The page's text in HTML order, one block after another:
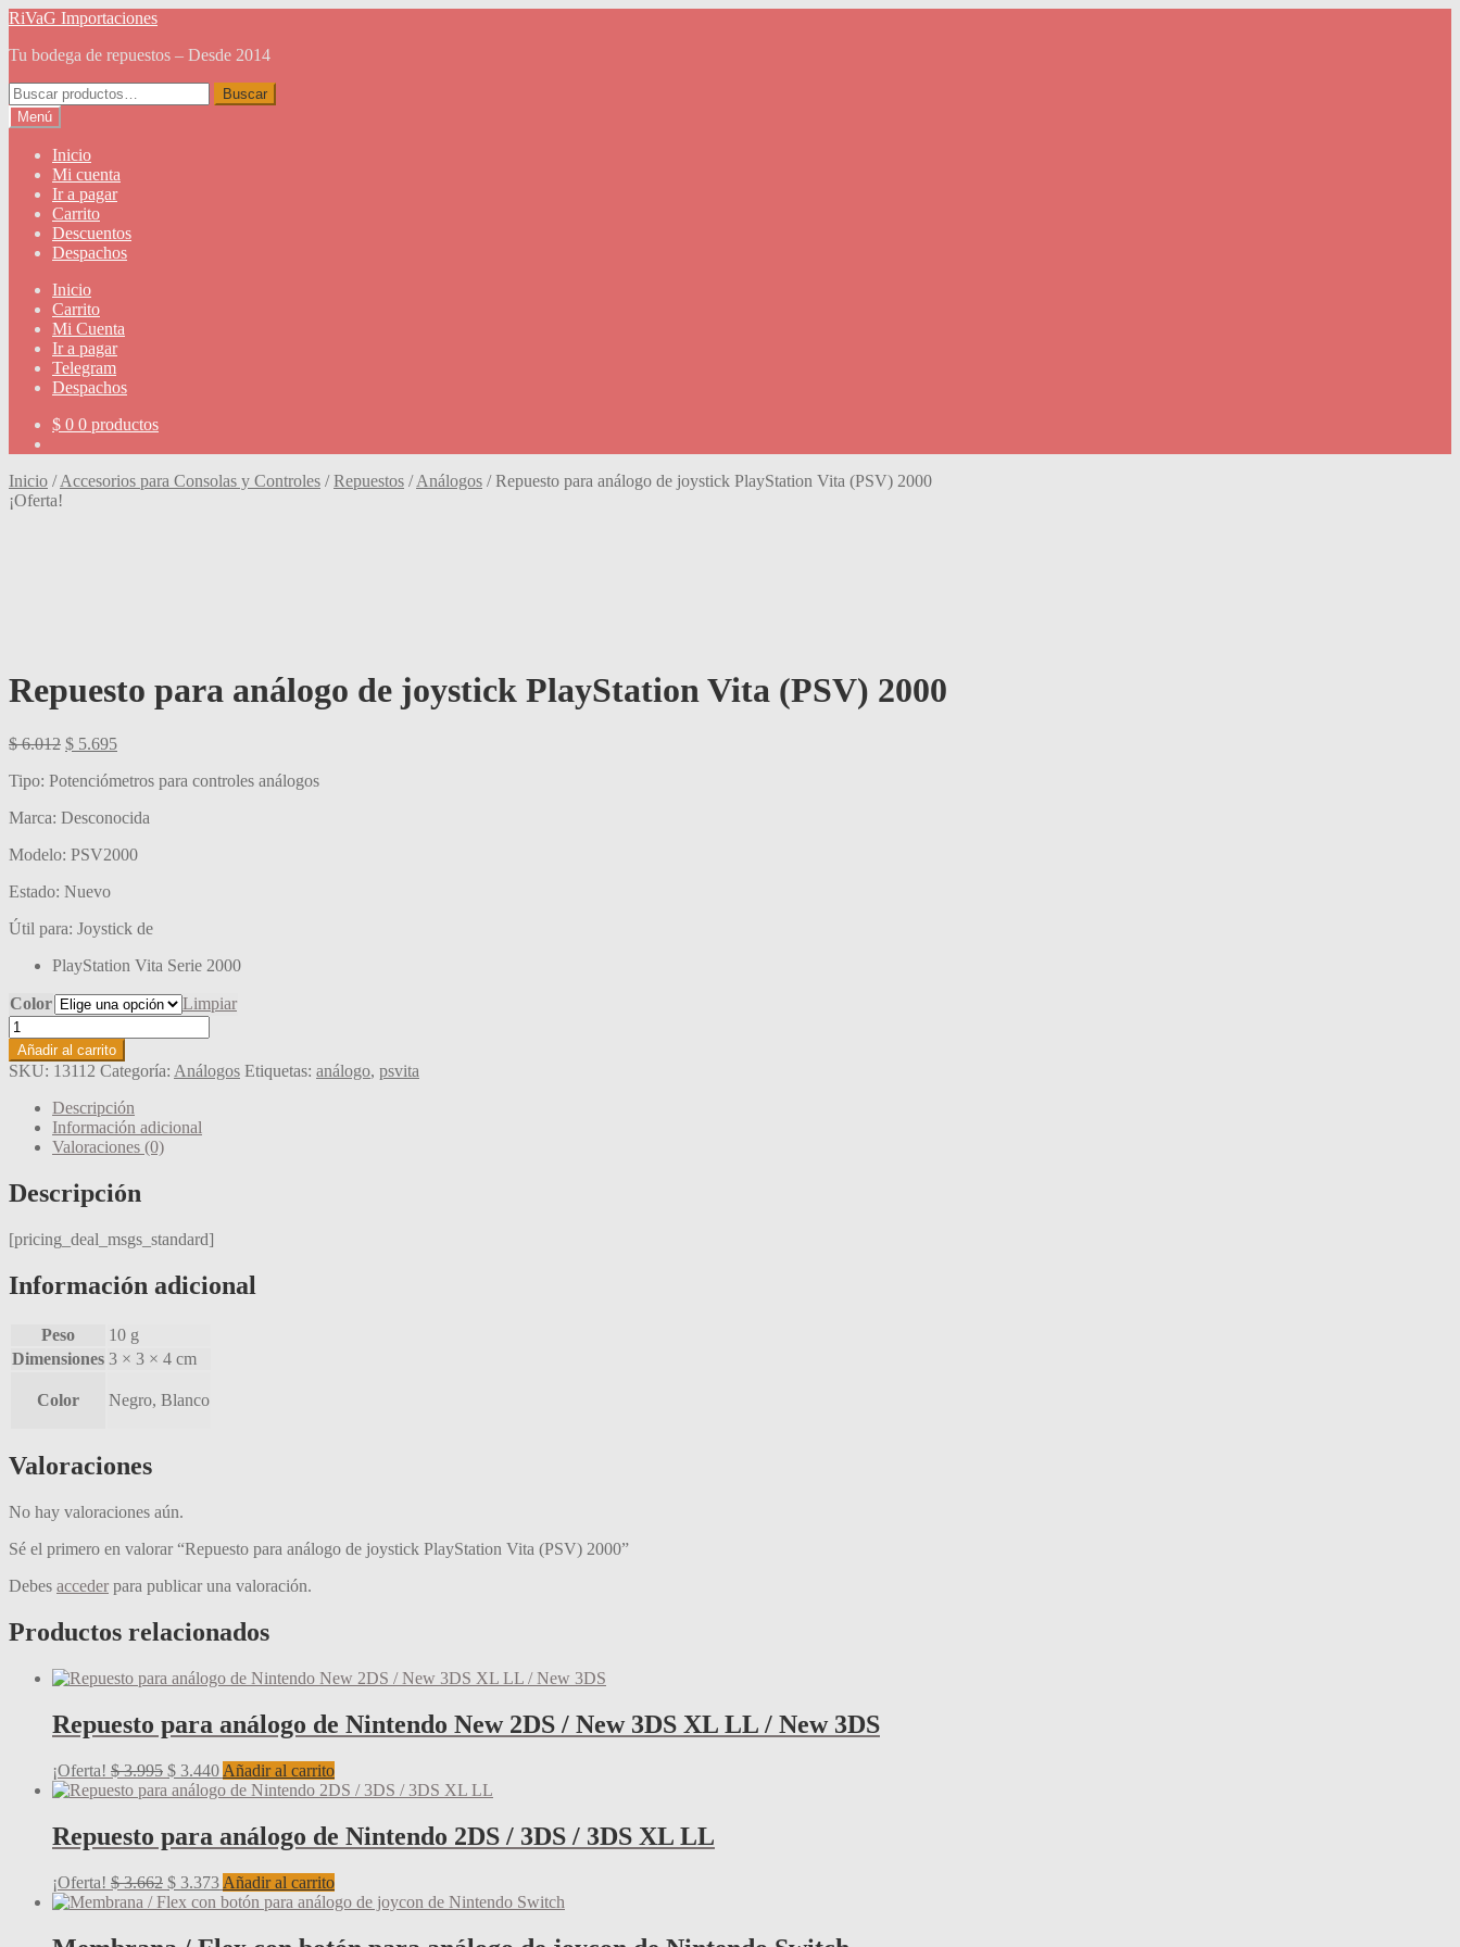
Ir
la
Ir
contenido
RiVaG Importaciones
Tu bodega de repuestos – Desde 2014
Buscar
por:
Buscar
Menú
Inicio
Mi cuenta
Ir a pagar
Carrito
Descuentos
Despachos
Inicio
Carrito
Mi Cuenta
Ir a pagar
Telegram
Despachos
$ 0 0 productos
Inicio /Accesorios para Consolas y Controles /Repuestos /Análogos /Repuesto para análogo de joystick PlayStation Vita (PSV) 2000
¡Oferta!
Repuesto para análogo de joystick PlayStation Vita (PSV) 2000
$6.012 El
original
$ 6.012.
$ 5.695El
actual
$ 5.695.
Tipo: Potenciómetros para controles análogos
Marca: Desconocida
Modelo: PSV2000
Estado: Nuevo
Útil para: Joystick de
PlayStation Vita Serie 2000
Color
Limpiar
Repuesto
para
análogo
de
joystick
PlayStation
Vita
2000
cantidad
Añadir al carrito
SKU: 13112 Categoría: Análogos Etiquetas: análogo, psvita
Descripción
Información adicional
Valoraciones (0)
Descripción
[pricing_deal_msgs_standard]
Información adicional
Peso
10 g
Dimensiones 3 × 3 × 4 cm
Color Negro, Blanco
Valoraciones
No hay valoraciones aún.
Sé el primero en valorar “Repuesto para análogo de joystick PlayStation Vita (PSV) 2000”
Debes acceder para publicar una valoración.
Productos relacionados
Repuesto para análogo de Nintendo New 2DS / New 3DS XL LL / New 3DS
¡Oferta! $3.995 El
precio
$ 3.995.
$ 3.440El
precio
$ 3.440.
Añadir al carrito
Repuesto para análogo de Nintendo 2DS / 3DS / 3DS XL LL
¡Oferta! $3.662 El
precio
era:
$ 3.373El
precio
es:
Añadir al carrito